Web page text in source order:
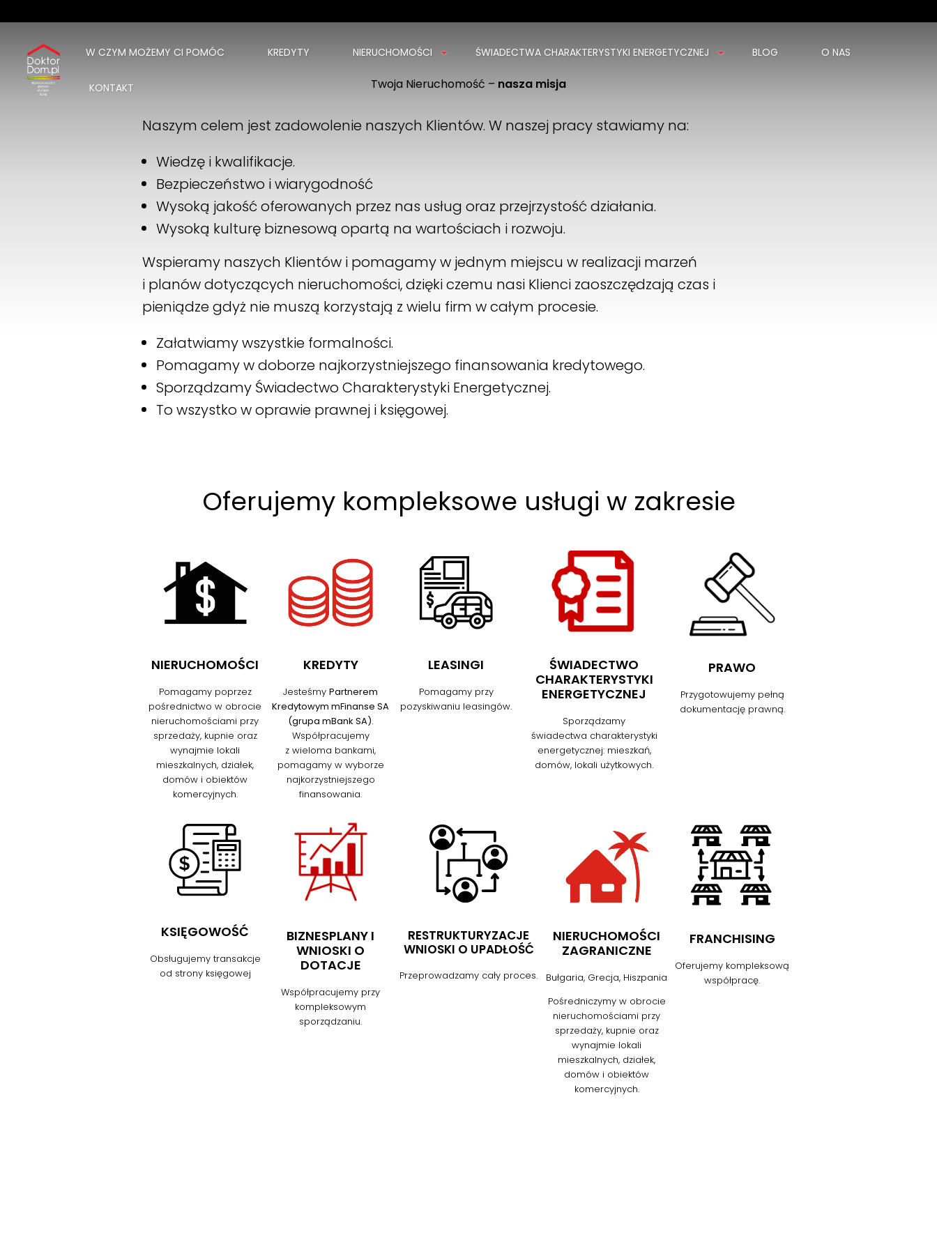
W CZYM MOŻEMY CI POMÓC KREDYTY NIERUCHOMOŚCI ŚWIADECTWA CHARAKTERYSTYKI ENERGETYCZNEJ BLOG O NAS
KONTAKT
DoktorDom.pl sp. z o.o.
15-242 Białystok
tel: 720 756 756
Twoja Nieruchomość – nasza misja
Naszym celem jest zadowolenie naszych Klientów. W naszej pracy stawiamy na:
Wiedzę i kwalifikacje.
Bezpieczeństwo i wiarygodność
Wysoką jakość oferowanych przez nas usług oraz przejrzystość działania.
Wysoką kulturę biznesową opartą na wartościach i rozwoju.
Wspieramy naszych Klientów i pomagamy w jednym miejscu w realizacji marzeń
i planów dotyczących nieruchomości, dzięki czemu nasi Klienci zaoszczędzają czas i
pieniądze gdyż nie muszą korzystają z wielu firm w całym procesie.
Załatwiamy wszystkie formalności.
Pomagamy w doborze najkorzystniejszego finansowania kredytowego.
Sporządzamy Świadectwo Charakterystyki Energetycznej.
To wszystko w oprawie prawnej i księgowej.
Oferujemy kompleksowe usługi w zakresie
NIERUCHOMOŚCI
Pomagamy poprzez
pośrednictwo w obrocie
nieruchomościami przy
sprzedaży, kupnie oraz
wynajmie lokali
mieszkalnych, działek,
domów i obiektów
komercyjnych.
KREDYTY
Jesteśmy Partnerem
Kredytowym mFinanse SA
(grupa mBank SA).
Współpracujemy
z wieloma bankami,
pomagamy w wyborze
najkorzystniejszego
finansowania.
LEASINGI
Pomagamy przy
pozyskiwaniu leasingów.
ŚWIADECTWO
CHARAKTERYSTYKI
ENERGETYCZNEJ
Sporządzamy
świadectwa charakterystyki
energetycznej: mieszkań,
domów, lokali użytkowych.
PRAWO
Przygotowujemy pełną
dokumentację prawną.
KSIĘGOWOŚĆ
Obsługujemy transakcje
od strony księgowej
BIZNESPLANY I
WNIOSKI O
DOTACJE
Współpracujemy przy
kompleksowym
sporządzaniu.
RESTRUKTURYZACJE
WNIOSKI O UPADŁOŚĆ
Przeprowadzamy cały proces.
NIERUCHOMOŚCI
ZAGRANICZNE
Bułgaria, Grecja, Hiszpania
Pośredniczymy w obrocie
nieruchomościami przy
sprzedaży, kupnie oraz
wynajmie lokali
mieszkalnych, działek,
domów i obiektów
komercyjnych.
FRANCHISING
Oferujemy kompleksową
współpracę.